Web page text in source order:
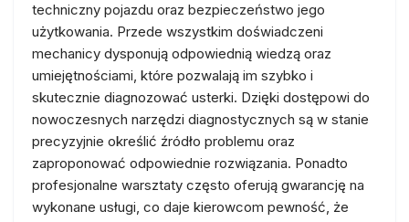
techniczny pojazdu oraz bezpieczeństwo jego
użytkowania. Przede wszystkim doświadczeni
mechanicy dysponują odpowiednią wiedzą oraz
umiejętnościami, które pozwalają im szybko i
skutecznie diagnozować usterki. Dzięki dostępowi do
nowoczesnych narzędzi diagnostycznych są w stanie
precyzyjnie określić źródło problemu oraz
zaproponować odpowiednie rozwiązania. Ponadto
profesjonalne warsztaty często oferują gwarancję na
wykonane usługi, co daje kierowcom pewność, że